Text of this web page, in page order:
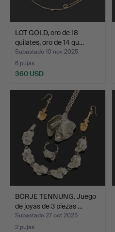
LOT GOLD, oro de 18
quilates, oro de 14 qu…
Subastado 10 nov 2025
6 pujas
360 USD
BÖRJE TENNUNG. Juego
de joyas de 3 piezas …
Subastado 27 oct 2025
2 pujas